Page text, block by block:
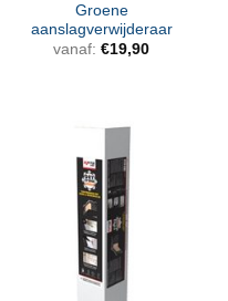
Groene
aanslagverwijderaar
vanaf: €19,90